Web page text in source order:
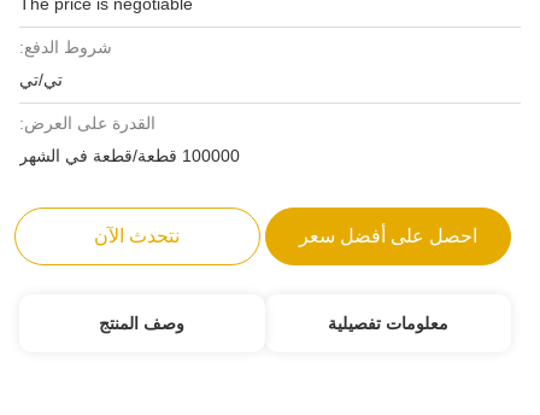
شروط الدفع:
تي/تي
القدرة على العرض:
100000 قطعة/قطعة في الشهر
احصل على أفضل سعر نتحدث الآن
معلومات تفصيلية وصف المنتج